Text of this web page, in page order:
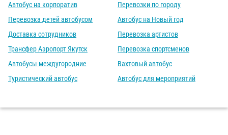
Автобус на корпоратив
Перевозка детей автобусом
Доставка сотрудников
Трансфер Аэропорт Якутск
Автобусы междугородние
Туристический автобус
Перевозки по городу
Автобус на Новый год
Перевозка артистов
Перевозка спортсменов
Вахтовый автобус
Автобус для мероприятий